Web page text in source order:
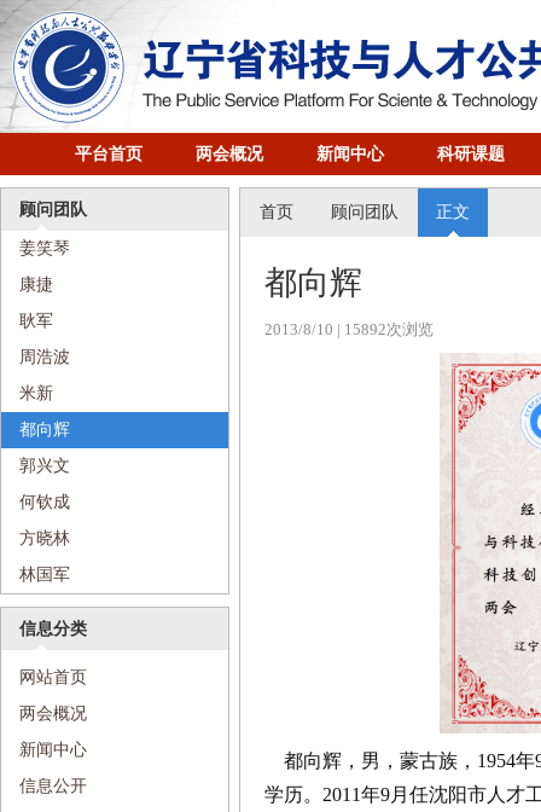
平台首页 两会概况 新闻中心 科研课题
顾问团队
姜笑琴
康捷
耿军
周浩波
米新
都向辉
​郭兴文
何钦成
方晓林
林国军
信息分类
网站首页
两会概况
新闻中心
信息公开
首页 顾问团队 正文
都向辉
2013/8/10 | 15892次浏览
都向辉，男，蒙古族，1954
学历。2011年9月任沈阳市人才